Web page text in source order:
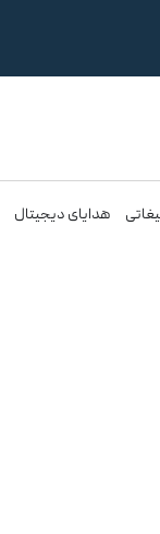
هدایای دیجیتال